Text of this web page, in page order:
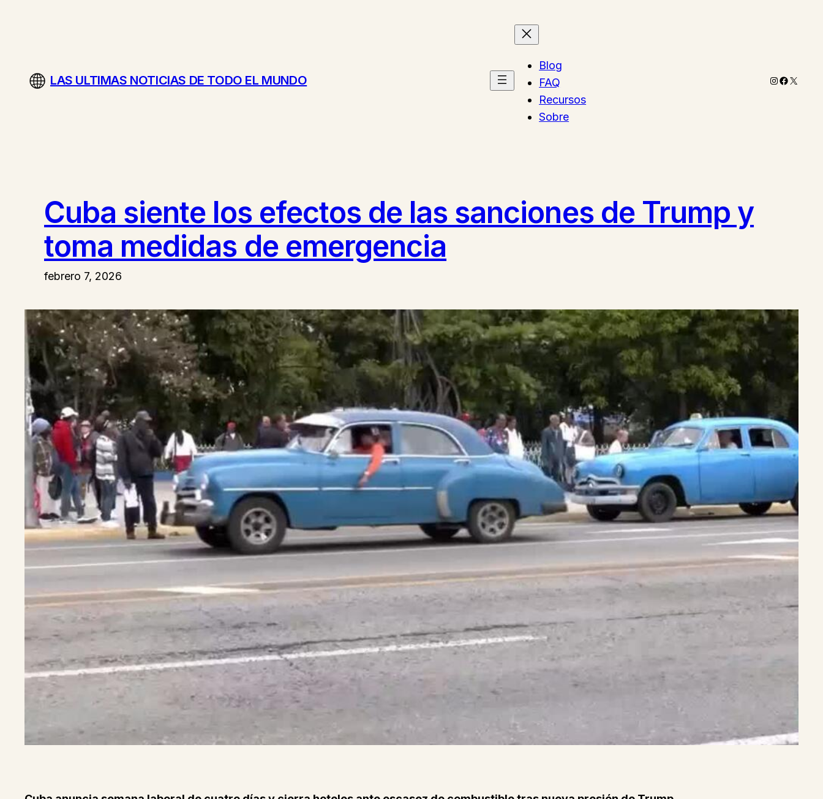
LAS ULTIMAS NOTICIAS DE TODO EL MUNDO
Blog
FAQ
Recursos
Sobre
Instagram
X
Cuba siente los efectos de las sanciones de Trump y
toma medidas de emergencia
febrero 7, 2026